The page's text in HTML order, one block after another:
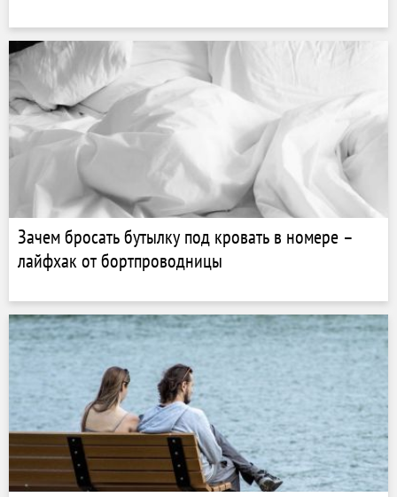
Зачем бросать бутылку под кровать в номере –
лайфхак от бортпроводницы